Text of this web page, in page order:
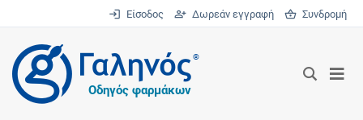
Είσοδος Δωρεάν εγγραφή Συνδρομή
®
Οδηγός φαρμάκων